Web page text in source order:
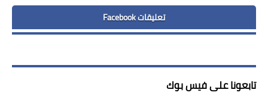
تعليقات Facebook
تابعونا على فيس بوك